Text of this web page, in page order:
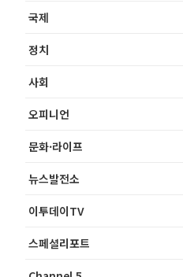
국제
정치
사회
오피니언
문화·라이프
뉴스발전소
이투데이TV
스페셜리포트